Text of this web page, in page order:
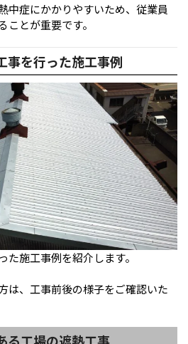
中症にかかりやすいため、従業員
ことが重要です。
事を行った施工事例
施工事例を紹介します。
は、工事前後の様子をご確認いた